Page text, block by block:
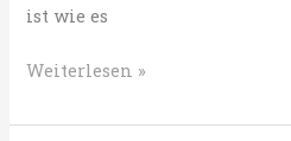
ist wie es
Out
order
Weiterlesen »